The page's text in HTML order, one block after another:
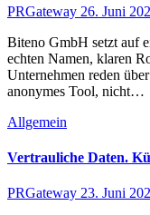
PRGateway 26. Juni
Biteno GmbH setzt auf ein wachsendes KI-Agenten-Netzwerk mit
echten Namen, klaren
Unternehmen reden
anonymes Tool, nicht…
Allgemein
Vertrauliche Daten.
PRGateway 23. Juni